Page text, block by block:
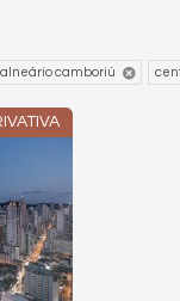
camboriú